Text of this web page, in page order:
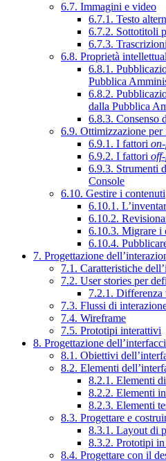
6.7. Immagini e video
6.7.1. Testo
6.7.2. Sottotitoli
6.7.3.
6.8. Proprietà
6.8.1.
Pubblica
6.8.2.
dalla Pubblica
6.8.3. Consenso
6.9. Ottimizzazione
6.9.1. I fattori
6.9.2. I fattori
6.9.3. Strumenti
Console
6.10. Gestire i contenuti
6.10.1.
6.10.2.
6.10.3. Migrare i
6.10.4.
7. Progettazione
7.1. Caratteristiche
7.2. User stories per
7.2.1. Differenza
7.3. Flussi di
7.4. Wireframe
7.5. Prototipi interattivi
8. Progettazione
8.1. Obiettivi
8.2. Elementi
8.2.1. Elementi
8.2.2. Elementi
8.2.3. Elementi
8.3. Progettare e
8.3.1. Layout di
8.3.2. Prototipi in
8.4. Progettare con il